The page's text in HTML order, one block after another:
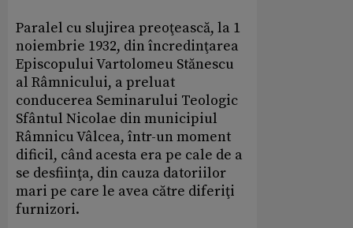
Paralel cu slujirea preoţească, la 1
noiembrie 1932, din încredinţarea
Episcopului Vartolomeu Stănescu
al Râmnicului, a preluat
conducerea Seminarului Teologic
Sfântul Nicolae din municipiul
Râmnicu Vâlcea, într-un moment
dificil, când acesta era pe cale de a
se desfiinţa, din cauza datoriilor
mari pe care le avea către diferiţi
furnizori.